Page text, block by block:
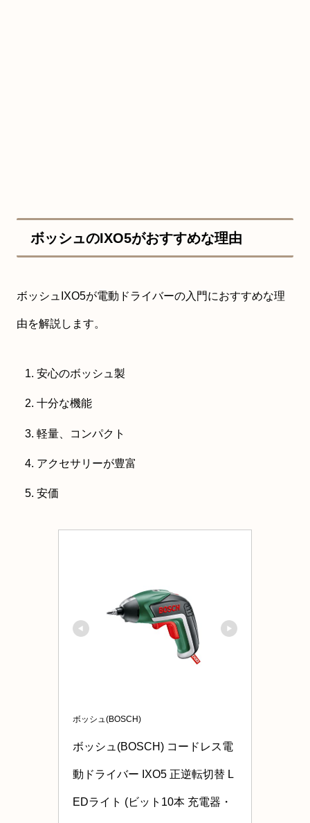
ボッシュのIXO5がおすすめな理由
ボッシュIXO5が電動ドライバーの入門におすすめな理
由を解説します。
安心のボッシュ製
十分な機能
軽量、コンパクト
アクセサリーが豊富
安価
ボッシュ(BOSCH)
ボッシュ(BOSCH) コードレス電
動ドライバー IXO5 正逆転切替 L
EDライト (ビット10本 充電器・